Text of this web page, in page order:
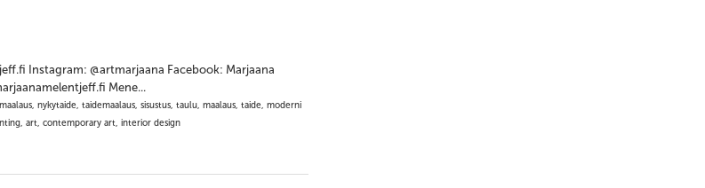
Instagram: @artmarjaana Facebook: Marjaana
Mene...
nykytaide, taidemaalaus, sisustus, taulu, maalaus, taide, moderni
art, contemporary art, interior design